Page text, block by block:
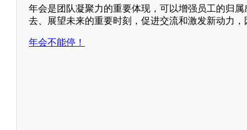
年会是团队凝聚力的重要体现，可以增强员工的归
去、展望未来的重要时刻，促进交流和激发新动力
年会不能停！